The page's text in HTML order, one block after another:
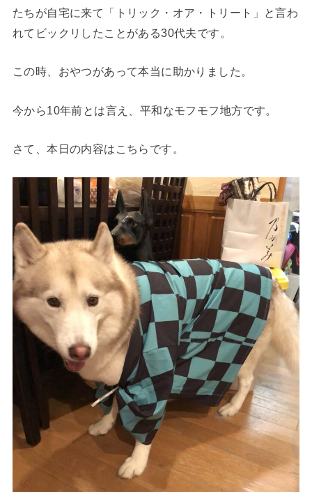
たちが自宅に来て「トリック・オア・トリート」と言わ
れてビックリしたことがある30代夫です。
この時、おやつがあって本当に助かりました。
今から10年前とは言え、平和なモフモフ地方です。
さて、本日の内容はこちらです。